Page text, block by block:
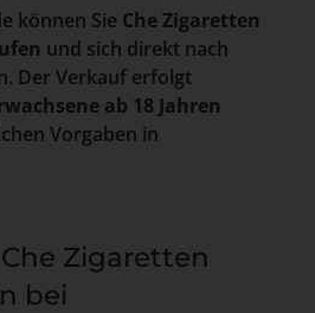
können Sie Che Zigaretten
und sich direkt nach
Der Verkauf erfolgt
ab 18 Jahren
Vorgaben in
Zigaretten
bei